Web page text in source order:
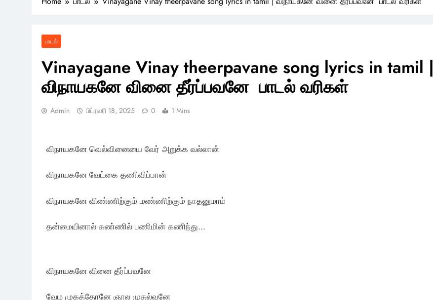
பாடல்
Vinayagane Vinay theerpavane song lyrics in tamil |
விநாயகனே வினை தீர்ப்பவனே பாடல் வரிகள்
Admin பிப்ரவரி 18, 2025 0 1 Mins
விநாயகனே வெல்வினையை வேர் அறுக்க வல்லான்
விநாயகனே வேட்கை தணிவிப்பான்
விநாயகனே விண்ணிற்கும் மண்ணிற்கும் நாதனுமாம்
தன்மையினால் கண்ணில் பணிமின் கணிந்து…
விநாயகனே வினை தீர்ப்பவனே
வேழ முகத்தோனே ஞால முதல்வனே